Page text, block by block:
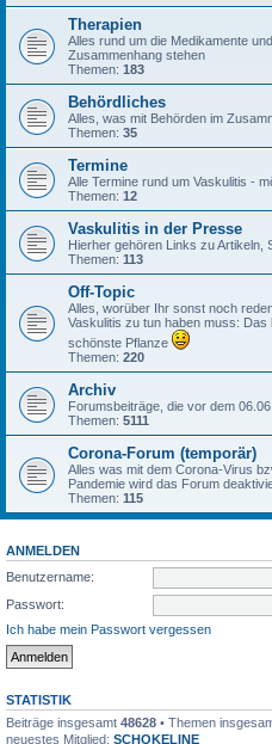
Therapien
Alles rund um die Medikamente
Zusammenhang stehen
Themen: 183
Behördliches
Alles, was mit Behörden im
Themen: 35
Termine
Alle Termine rund um Vaskulitis -
Themen: 12
Vaskulitis in der Presse
Hierher gehören Links zu Artikeln,
Themen: 113
Off-Topic
Alles, worüber Ihr sonst noch
Vaskulitis zu tun haben muss:
schönste Pflanze
Themen: 220
Archiv
Forumsbeiträge, die vor dem
Themen: 5111
Corona-Forum (temporär)
Alles was mit dem Corona-Virus
Pandemie wird das Forum
Themen: 115
ANMELDEN
Benutzername:
Passwort:
Ich habe mein Passwort vergessen
STATISTIK
Beiträge insgesamt 48628 • Themen
neuestes Mitglied: SCHOKELINE